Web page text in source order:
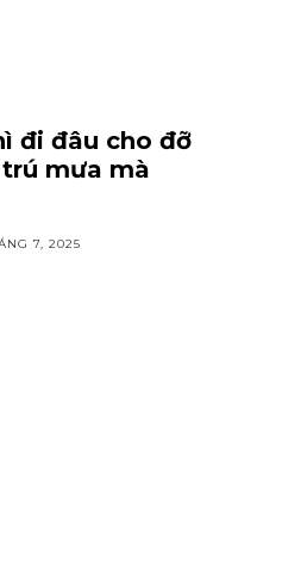
đi đâu cho đỡ
trú mưa mà
7, 2025